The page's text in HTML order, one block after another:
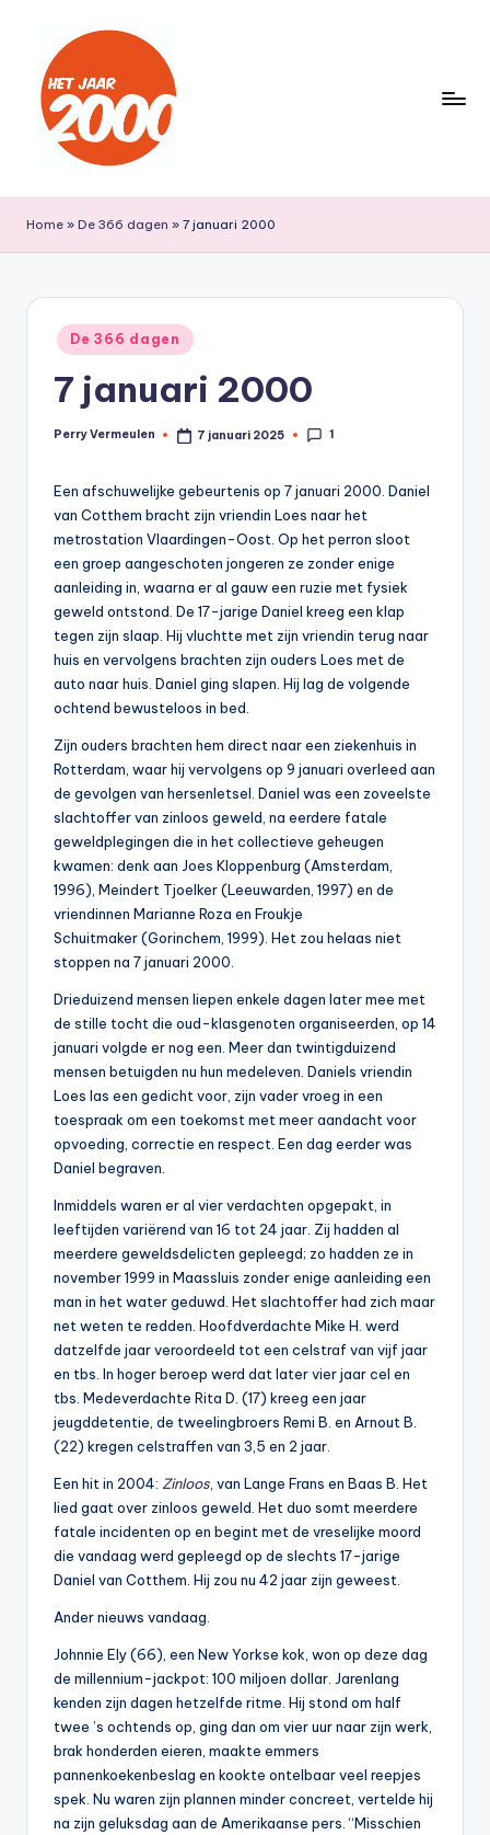
inhoud
e
t
J
0
0
lang
jaar
2000
Home » De 366 dagen » 7 januari 2000
Geplaatst
in
De 366 dagen
7 januari 2000
Geplaatst
Perry Vermeulen 7 januari 2025 1
Een afschuwelijke gebeurtenis op 7 januari 2000. Daniel
van Cotthem bracht zijn vriendin Loes naar het
metrostation Vlaardingen-Oost. Op het perron sloot
een groep aangeschoten jongeren ze zonder enige
aanleiding in, waarna er al gauw een ruzie met fysiek
geweld ontstond. De 17-jarige Daniel kreeg een klap
tegen zijn slaap. Hij vluchtte met zijn vriendin terug naar
huis en vervolgens brachten zijn ouders Loes met de
auto naar huis. Daniel ging slapen. Hij lag de volgende
ochtend bewusteloos in bed.
Zijn ouders brachten hem direct naar een ziekenhuis in
Rotterdam, waar hij vervolgens op 9 januari overleed aan
de gevolgen van hersenletsel. Daniel was een zoveelste
slachtoffer van zinloos geweld, na eerdere fatale
geweldplegingen die in het collectieve geheugen
kwamen: denk aan Joes Kloppenburg (Amsterdam,
1996), Meindert Tjoelker (Leeuwarden, 1997) en de
vriendinnen Marianne Roza en Froukje
Schuitmaker (Gorinchem, 1999). Het zou helaas niet
stoppen na 7 januari 2000.
Drieduizend mensen liepen enkele dagen later mee met
de stille tocht die oud-klasgenoten organiseerden, op 14
januari volgde er nog een. Meer dan twintigduizend
mensen betuigden nu hun medeleven. Daniels vriendin
Loes las een gedicht voor, zijn vader vroeg in een
toespraak om een toekomst met meer aandacht voor
opvoeding, correctie en respect. Een dag eerder was
Daniel begraven.
Inmiddels waren er al vier verdachten opgepakt, in
leeftijden variërend van 16 tot 24 jaar. Zij hadden al
meerdere geweldsdelicten gepleegd; zo hadden ze in
november 1999 in Maassluis zonder enige aanleiding een
man in het water geduwd. Het slachtoffer had zich maar
net weten te redden. Hoofdverdachte Mike H. werd
datzelfde jaar veroordeeld tot een celstraf van vijf jaar
en tbs. In hoger beroep werd dat later vier jaar cel en
tbs. Medeverdachte Rita D. (17) kreeg een jaar
jeugddetentie, de tweelingbroers Remi B. en Arnout B.
(22) kregen celstraffen van 3,5 en 2 jaar.
Een hit in 2004: Zinloos , van Lange Frans en Baas B. Het
lied gaat over zinloos geweld. Het duo somt meerdere
fatale incidenten op en begint met de vreselijke moord
die vandaag werd gepleegd op de slechts 17-jarige
Daniel van Cotthem. Hij zou nu 42 jaar zijn geweest.
Ander nieuws vandaag.
Johnnie Ely (66), een New Yorkse kok, won op deze dag
de millennium-jackpot: 100 miljoen dollar. Jarenlang
kenden zijn dagen hetzelfde ritme. Hij stond om half
twee ’s ochtends op, ging dan om vier uur naar zijn werk,
brak honderden eieren, maakte emmers
pannenkoekenbeslag en kookte ontelbaar veel reepjes
spek. Nu waren zijn plannen minder concreet, vertelde hij
na zijn geluksdag aan de Amerikaanse pers. “Misschien